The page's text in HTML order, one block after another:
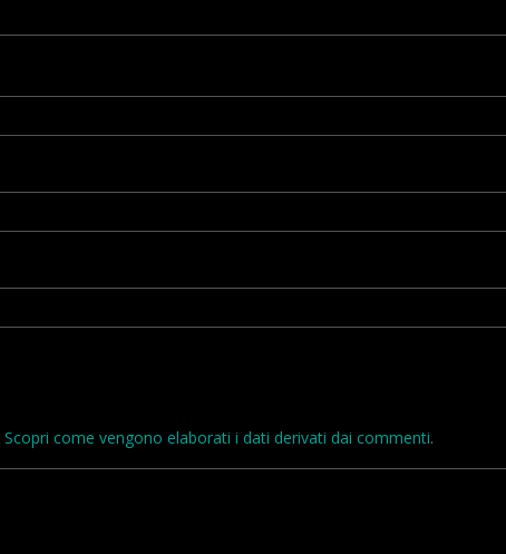
Scopri come vengono elaborati i dati derivati dai commenti.